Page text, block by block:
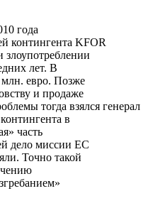
года
контингента KFOR
злоупотреблении
лет. В
млн. евро. Позже
и продаже
тогда взялся генерал
в
часть
дело миссии ЕС
Точно такой